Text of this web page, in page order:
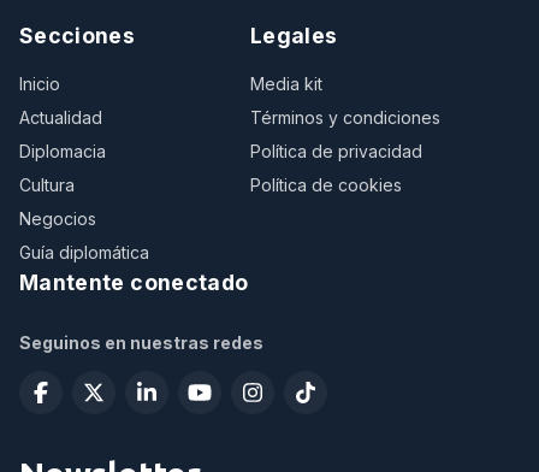
Secciones
Inicio
Actualidad
Diplomacia
Cultura
Negocios
Guía diplomática
Legales
Media kit
Términos y condiciones
Política de privacidad
Política de cookies
Mantente conectado
Seguinos en nuestras redes